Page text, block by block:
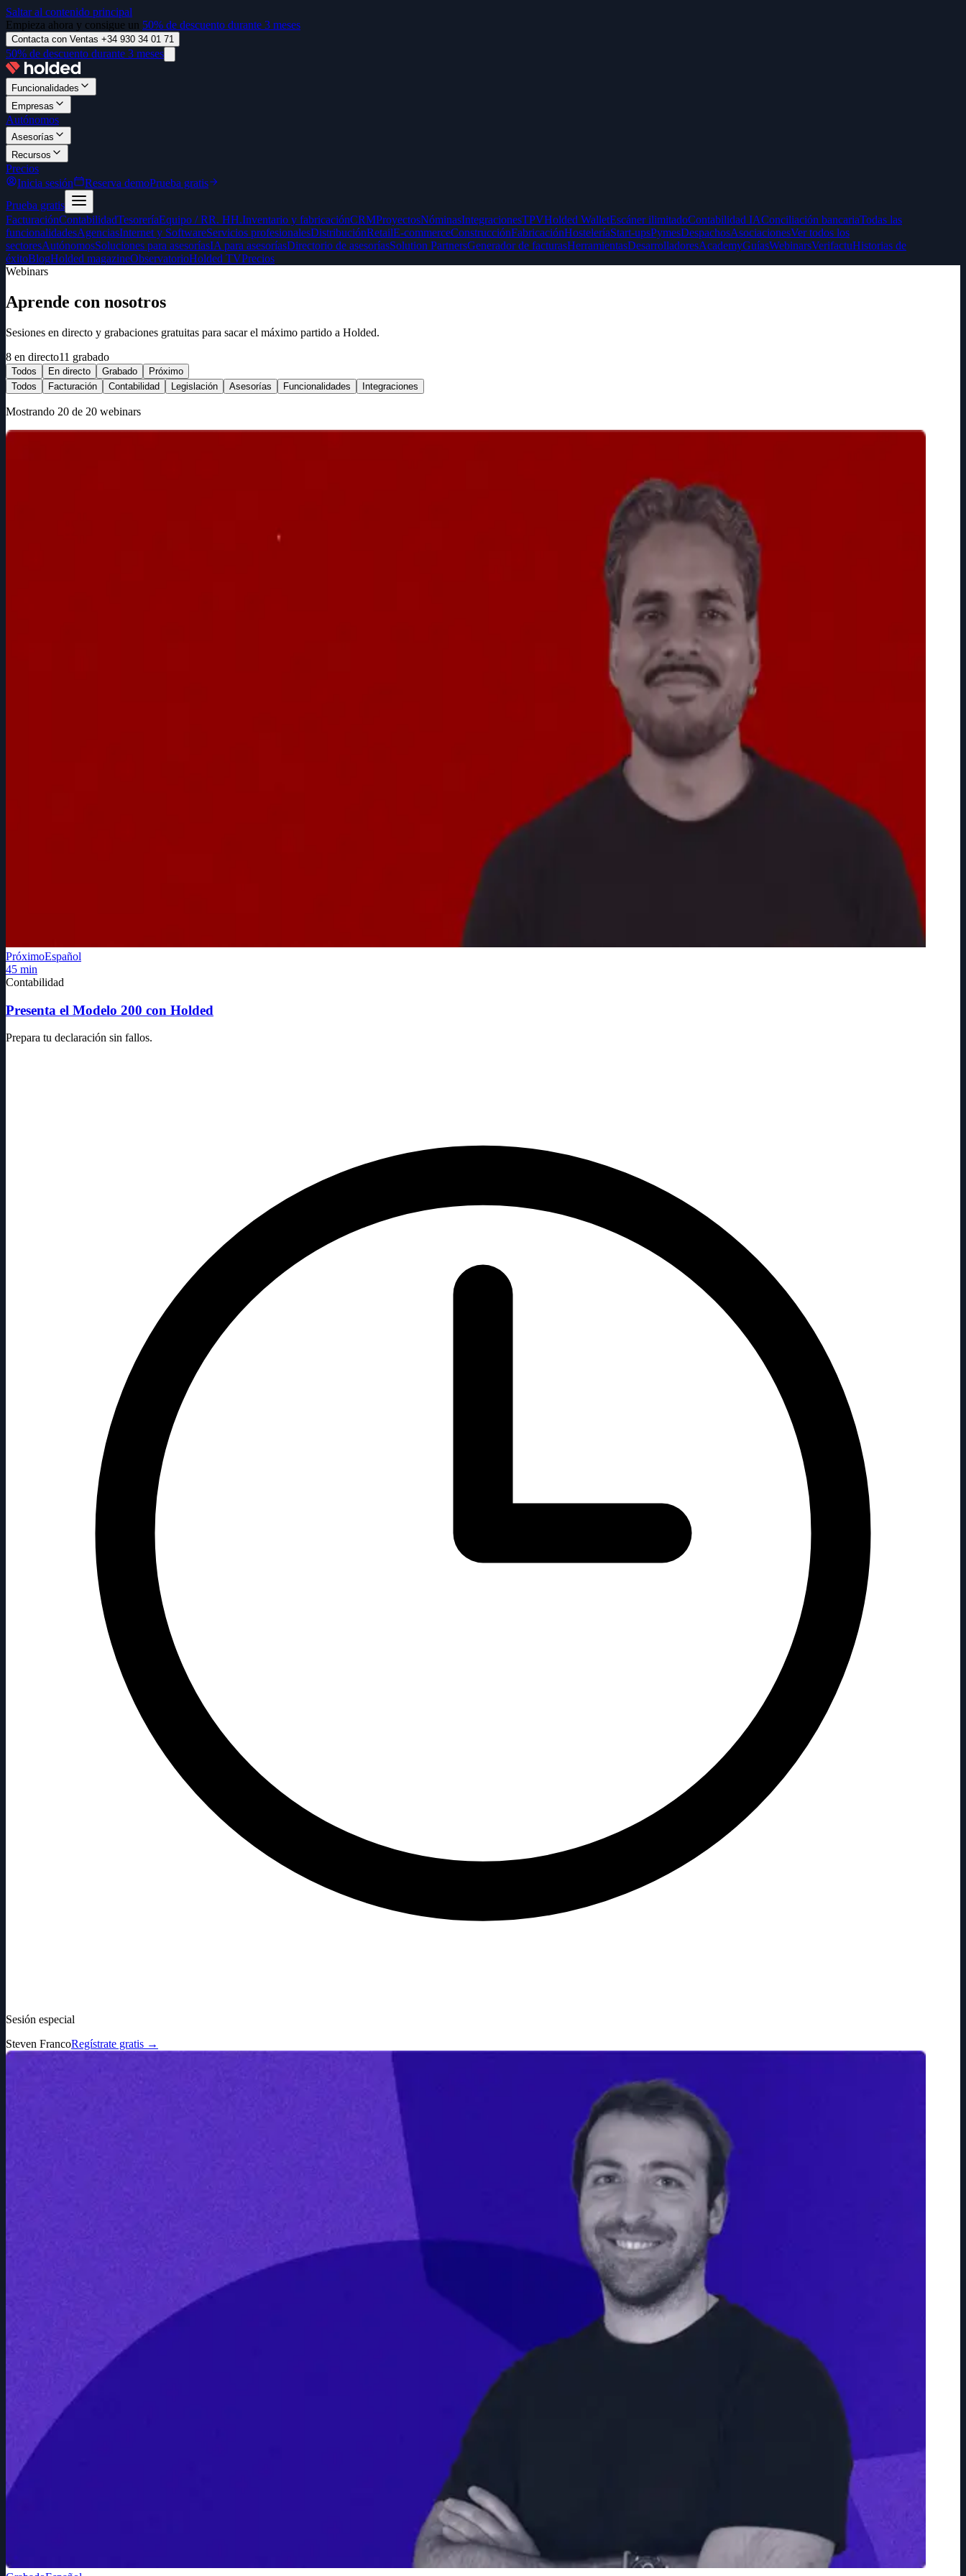
Saltar al contenido principal
Empieza ahora y consigue un 50% de descuento durante 3 meses
Contacta con Ventas +34 930 34 01 71
50% de descuento durante 3 meses
Funcionalidades
Empresas
Autónomos
Asesorías
Recursos
Precios
Inicia sesión
Reserva demoPrueba gratis
Prueba gratis
FacturaciónContabilidadTesoreríaEquipo / RR. HH.Inventario y fabricaciónCRMProyectosNóminasIntegracionesTPVHolded WalletEscáner ilimitadoContabilidad IAConciliación bancariaTodas las
funcionalidadesAgenciasInternet y SoftwareServicios profesionalesDistribuciónRetailE-commerceConstrucciónFabricaciónHosteleríaStart-upsPymesDespachosAsociacionesVer todos los
sectoresAutónomosSoluciones para asesoríasIA para asesoríasDirectorio de asesoríasSolution PartnersGenerador de facturasHerramientasDesarrolladoresAcademyGuíasWebinarsVerifactuHistorias de
éxitoBlogHolded magazineObservatorioHolded TVPrecios
Webinars
Aprende con nosotros
Sesiones en directo y grabaciones gratuitas para sacar el máximo partido a Holded.
8 en directo11 grabado
Todos En directo Grabado
Próximo
Todos
Facturación Contabilidad Legislación Asesorías Funcionalidades Integraciones
Mostrando 20 de 20 webinars
PróximoEspañol
45 min
Contabilidad
Presenta el Modelo 200 con Holded
Prepara tu declaración sin fallos.
Sesión especial
Steven FrancoRegístrate gratis →